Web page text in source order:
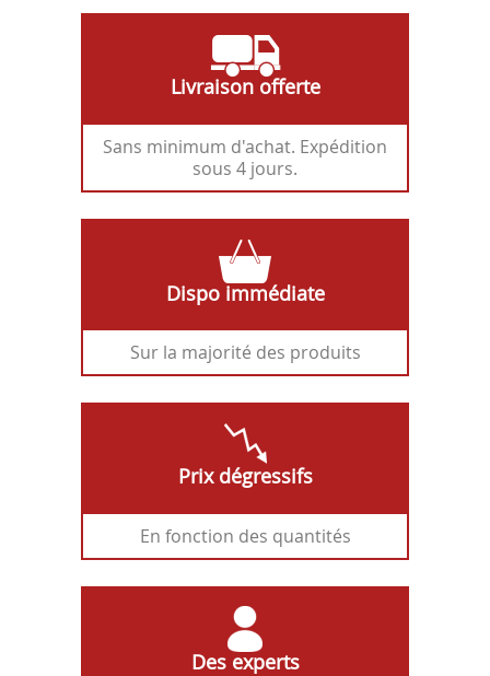
Livraison offerte
Sans minimum d'achat. Expédition
sous 4 jours.
Dispo immédiate
Sur la majorité des produits
Prix dégressifs
En fonction des quantités
Des experts